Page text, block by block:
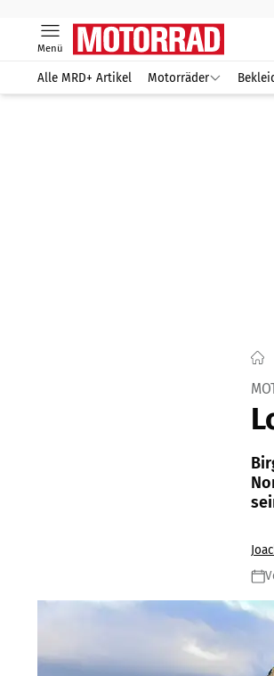
Menü
Alle MRD+ Artikel Motorräder